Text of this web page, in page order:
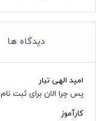
دیدگاه ها
امید الهی تبار
پس چرا الان برای ثبت نام
کارآموز